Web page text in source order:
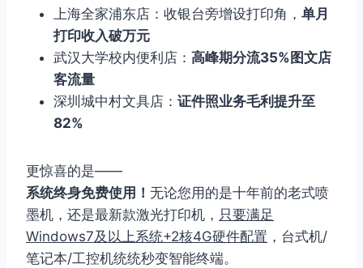
上海全家浦东店：收银台旁增设打印角， 单月
打印收入破万元
武汉大学校内便利店： 高峰期分流35%图文店
客流量
深圳城中村文具店： 证件照业务毛利提升至
82%
更惊喜的是——
系统终身免费使用！ 无论您用的是十年前的老式喷
墨机，还是最新款激光打印机， 只要满足
Windows7及以上系统+2核4G硬件配置 ，台式机/
笔记本/工控机统统秒变智能终端。